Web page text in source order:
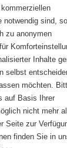
notwendig sind,
zu anonymen
Inhalte
selbst
möchten.
auf Basis Ihrer
nicht mehr
Seite zur
finden Sie in